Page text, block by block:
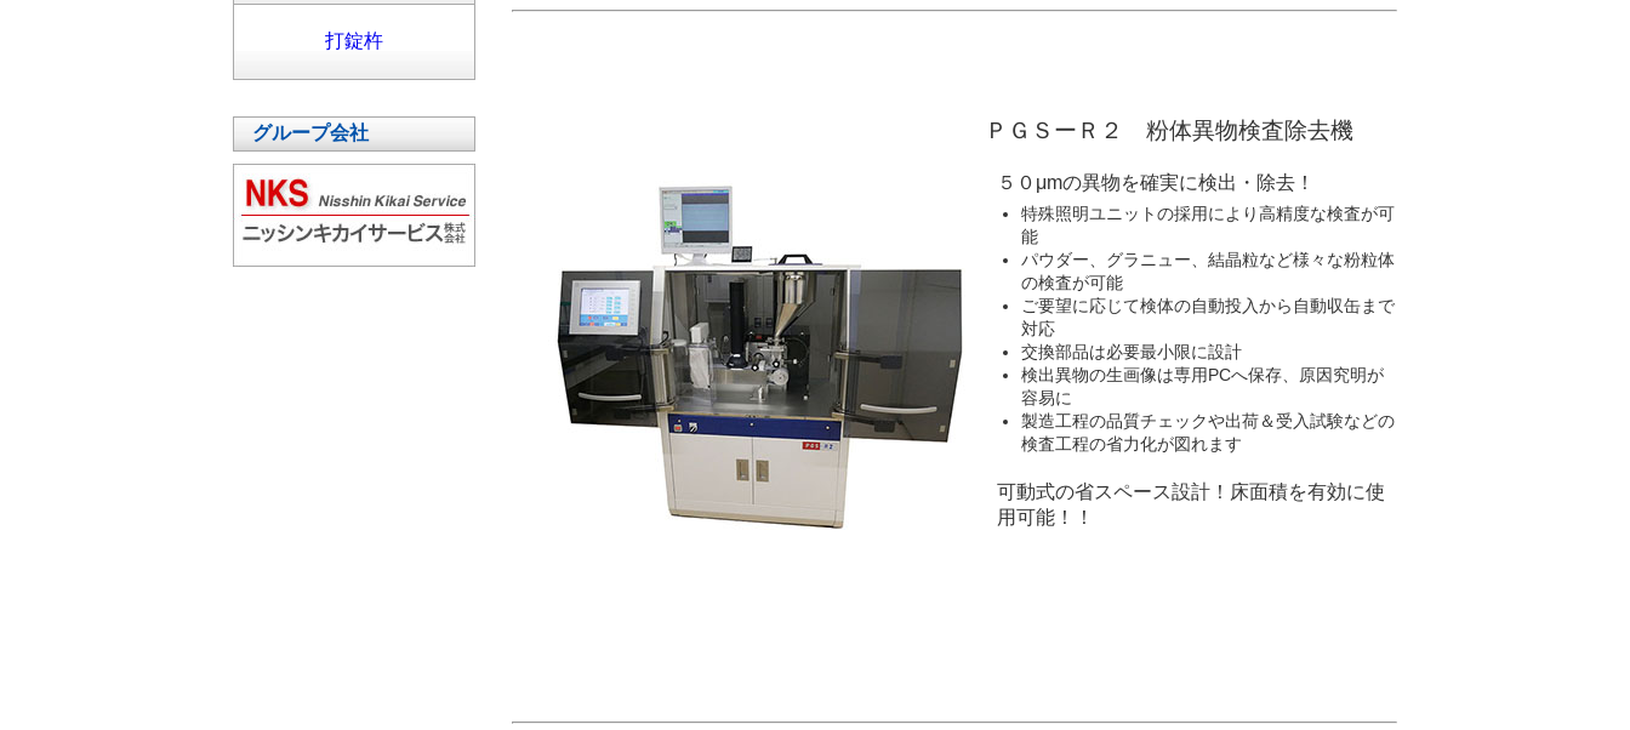
打錠杵
グループ会社 ＰＧＳーＲ２ 粉体異物検査除去機
５０μmの異物を確実に検出・除去！
特殊照明ユニットの採用により高精度な検査が可
能
パウダー、グラニュー、結晶粒など様々な粉粒体
の検査が可能
ご要望に応じて検体の自動投入から自動収缶まで
対応
交換部品は必要最小限に設計
検出異物の生画像は専用PCへ保存、原因究明が
容易に
製造工程の品質チェックや出荷＆受入試験などの
検査工程の省力化が図れます
可動式の省スペース設計！床面積を有効に使
用可能！！